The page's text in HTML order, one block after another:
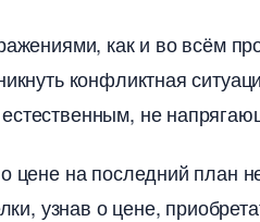
как и во всём
конфликтная
не
цене на последний план
узнав о цене,